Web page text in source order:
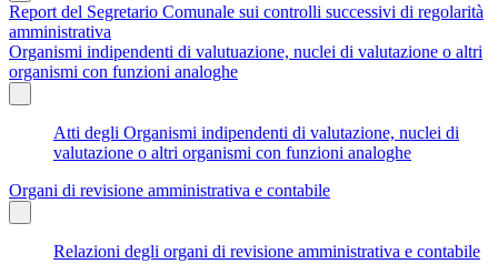
Report del Segretario Comunale sui controlli successivi di regolarità
amministrativa
Organismi indipendenti di valutuazione, nuclei di valutazione o altri
organismi con funzioni analoghe
Atti degli Organismi indipendenti di valutazione, nuclei di
valutazione o altri organismi con funzioni analoghe
Organi di revisione amministrativa e contabile
Relazioni degli organi di revisione amministrativa e contabile